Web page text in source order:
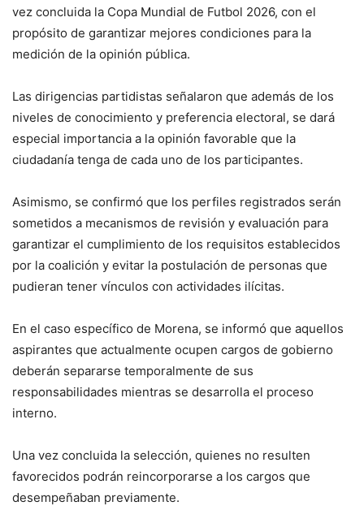
vez concluida la Copa Mundial de Futbol 2026, con el
propósito de garantizar mejores condiciones para la
medición de la opinión pública.
Las dirigencias partidistas señalaron que además de los
niveles de conocimiento y preferencia electoral, se dará
especial importancia a la opinión favorable que la
ciudadanía tenga de cada uno de los participantes.
Asimismo, se confirmó que los perfiles registrados serán
sometidos a mecanismos de revisión y evaluación para
garantizar el cumplimiento de los requisitos establecidos
por la coalición y evitar la postulación de personas que
pudieran tener vínculos con actividades ilícitas.
En el caso específico de Morena, se informó que aquellos
aspirantes que actualmente ocupen cargos de gobierno
deberán separarse temporalmente de sus
responsabilidades mientras se desarrolla el proceso
interno.
Una vez concluida la selección, quienes no resulten
favorecidos podrán reincorporarse a los cargos que
desempeñaban previamente.